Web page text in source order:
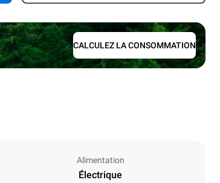
CALCULEZ LA CONSOMMATION
Alimentation
Électrique